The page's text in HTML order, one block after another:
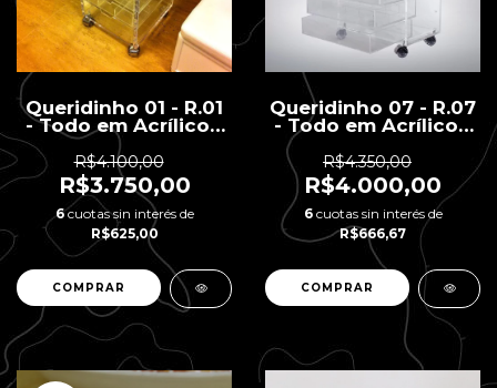
Queridinho 01 - R.01
- Todo em Acrílico -
6 gavetas - 40 x 40
x 83 H
R$4.100,00
R$3.750,00
6cuotas sin interés de
R$625,00
Queridinho 07 - R.07
- Todo em Acrílico -
7 Gavetas - Porta
Maquiagem Parte
Superior - 50 x 32 x
90 H
R$4.350,00
R$4.000,00
6cuotas sin interés de
R$666,67